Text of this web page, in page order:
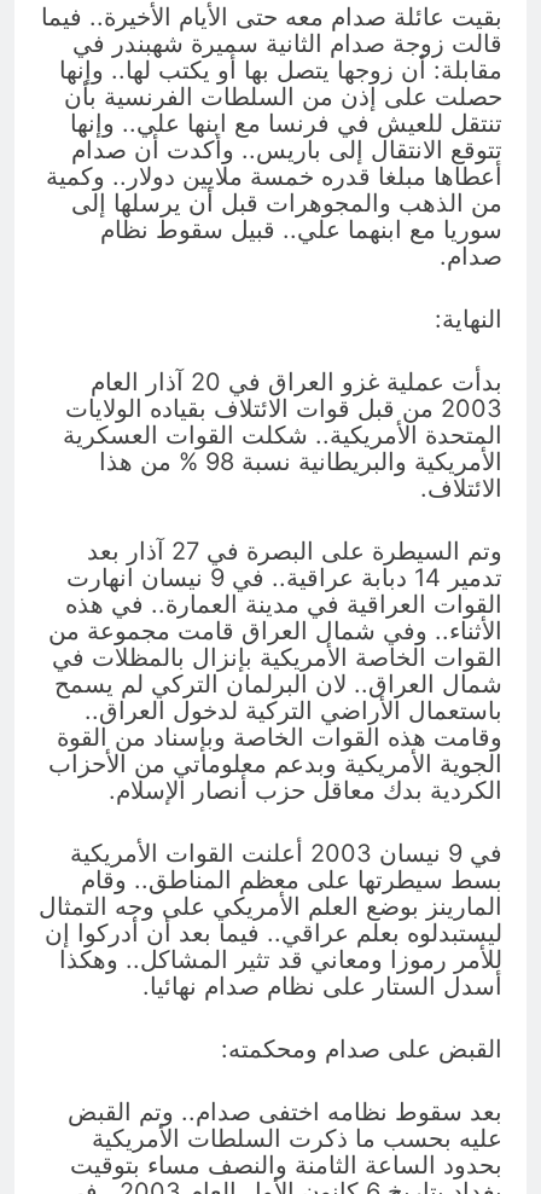
بقيت عائلة صدام معه حتى الأيام الأخيرة.. فيما
قالت زوجة صدام الثانية سميرة شهبندر في
مقابلة: أن زوجها يتصل بها أو يكتب لها.. وإنها
حصلت على إذن من السلطات الفرنسية بأن
تنتقل للعيش في فرنسا مع ابنها علي.. وإنها
تتوقع الانتقال إلى باريس.. وأكدت أن صدام
أعطاها مبلغا قدره خمسة ملايين دولار.. وكمية
من الذهب والمجوهرات قبل أن يرسلها إلى
سوريا مع ابنهما علي.. قبيل سقوط نظام
صدام.
النهاية:
بدأت عملية غزو العراق في 20 آذار العام
2003 من قبل قوات الائتلاف بقياده الولايات
المتحدة الأمريكية.. شكلت القوات العسكرية
الأمريكية والبريطانية نسبة 98 % من هذا
الائتلاف.
وتم السيطرة على البصرة في 27 آذار بعد
تدمير 14 دبابة عراقية.. في 9 نيسان انهارت
القوات العراقية في مدينة العمارة.. في هذه
الأثناء.. وفي شمال العراق قامت مجموعة من
القوات الخاصة الأمريكية بإنزال بالمظلات في
شمال العراق.. لان البرلمان التركي لم يسمح
باستعمال الأراضي التركية لدخول العراق..
وقامت هذه القوات الخاصة وبإسناد من القوة
الجوية الأمريكية وبدعم معلوماتي من الأحزاب
الكردية بدك معاقل حزب أنصار الإسلام.
في 9 نيسان 2003 أعلنت القوات الأمريكية
بسط سيطرتها على معظم المناطق.. وقام
المارينز بوضع العلم الأمريكي على وجه التمثال
ليستبدلوه بعلم عراقي.. فيما بعد أن أدركوا إن
للأمر رموزا ومعاني قد تثير المشاكل.. وهكذا
أسدل الستار على نظام صدام نهائيا.
القبض على صدام ومحكمته:
بعد سقوط نظامه اختفى صدام.. وتم القبض
عليه بحسب ما ذكرت السلطات الأمريكية
بحدود الساعة الثامنة والنصف مساء بتوقيت